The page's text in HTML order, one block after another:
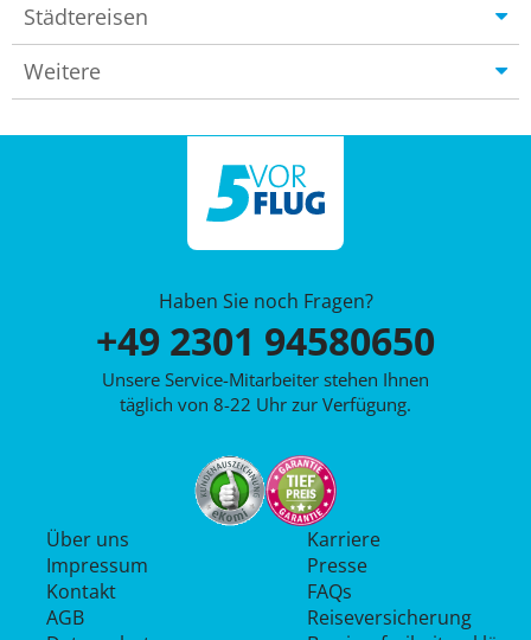
Städtereisen
Weitere
Haben Sie noch Fragen?
+49 2301 94580650
Unsere Service-Mitarbeiter stehen Ihnen
täglich von 8-22 Uhr zur Verfügung.
Über uns
Impressum
Kontakt
AGB
Karriere
Presse
FAQs
Reiseversicherung